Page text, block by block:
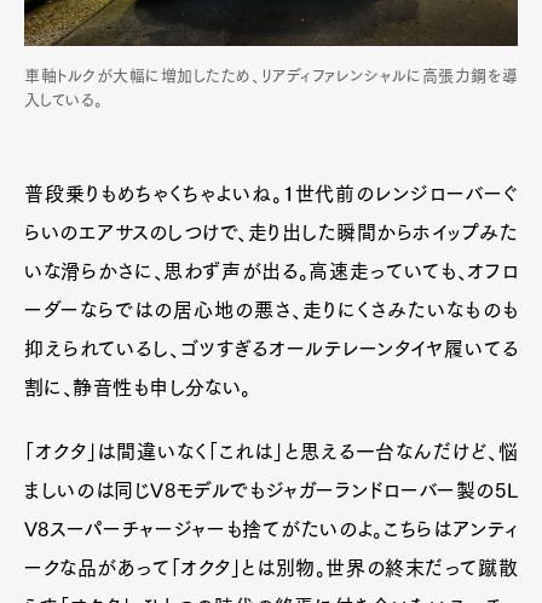
車軸トルクが大幅に増加したため、リアディファレンシャルに高張力鋼を導
入している。
普段乗りもめちゃくちゃよいね。１世代前のレンジローバーぐ
らいのエアサスのしつけで、走り出した瞬間からホイップみた
いな滑らかさに、思わず声が出る。高速走っていても、オフロ
ーダーならではの居心地の悪さ、走りにくさみたいなものも
抑えられているし、ゴツすぎるオールテレーンタイヤ履いてる
割に、静音性も申し分ない。
「オクタ」は間違いなく「これは」と思える一台なんだけど、悩
ましいのは同じV8モデルでもジャガーランドローバー製の5L
V8スーパーチャージャーも捨てがたいのよ。こちらはアンティ
ークな品があって「オクタ」とは別物。世界の終末だって蹴散